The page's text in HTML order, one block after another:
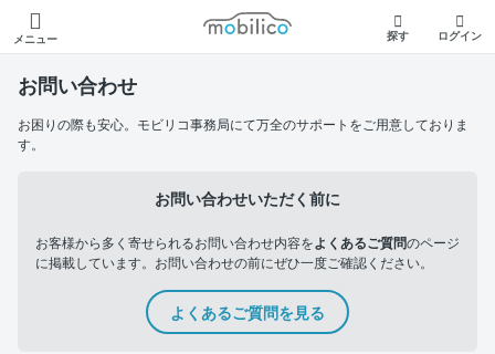
メニュー
モビリコ
探す ログイン
お問い合わせ
お困りの際も安心。モビリコ事務局にて万全のサポートをご用意しておりま
す。
お問い合わせいただく前に
お客様から多く寄せられるお問い合わせ内容をよくあるご質問のページ
に掲載しています。お問い合わせの前にぜひ一度ご確認ください。
よくあるご質問を見る